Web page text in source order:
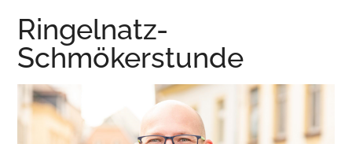
in
Wurzen
Ringelnatz-
Schmökerstunde